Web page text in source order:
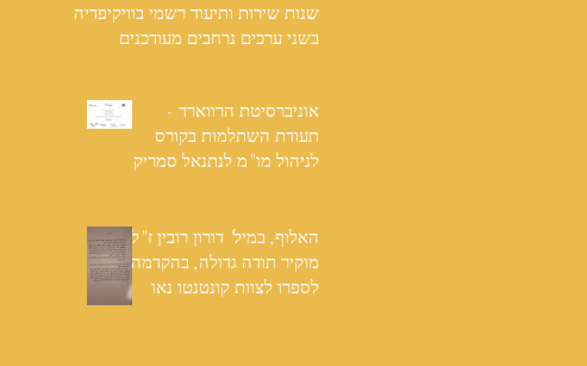
שנות שירות ותיעוד רשמי בוויקיפדיה
בשני ערכים נרחבים מעודכנים
אוניברסיטת הרווארד -
תעודת השתלמות בקורס
לניהול מו"מ לנתנאל סמריק
האלוף, במיל' דורון רובין ז"ל,
מוקיר תודה גדולה, בהקדמה
לספרו לצוות קונטנטו נאו
שליווה אותו בכתיבתו במשך